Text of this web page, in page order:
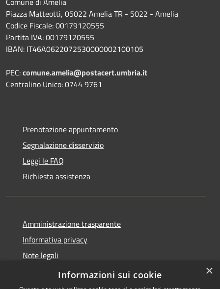
Piazza Matteotti, 05022 Amelia TR - 5022 - Amelia
Codice Fiscale: 00179120555
Partita IVA: 00179120555
IBAN: IT46A0622072530000002100105
PEC:comune.amelia@postacert.umbria.it
Centralino Unico: 0744 9761
Prenotazione appuntamento
Segnalazione disservizio
Leggi le FAQ
Richiesta assistenza
Amministrazione trasparente
Informativa privacy
Note legali
Dichiarazione di accessibilità
×
Informazioni sui cookie